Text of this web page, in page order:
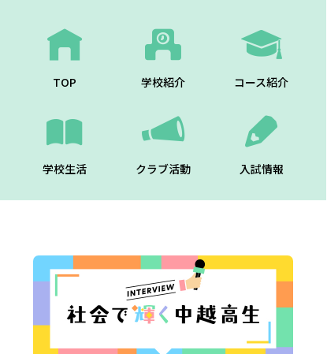
TOP 学校紹介 コース紹介
学校生活 クラブ活動 入試情報